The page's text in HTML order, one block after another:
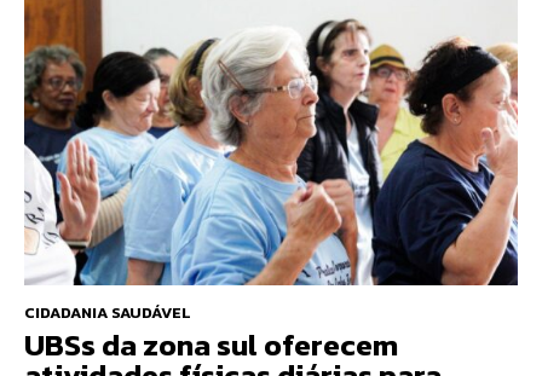
CIDADANIA SAUDÁVEL
UBSs da zona sul oferecem